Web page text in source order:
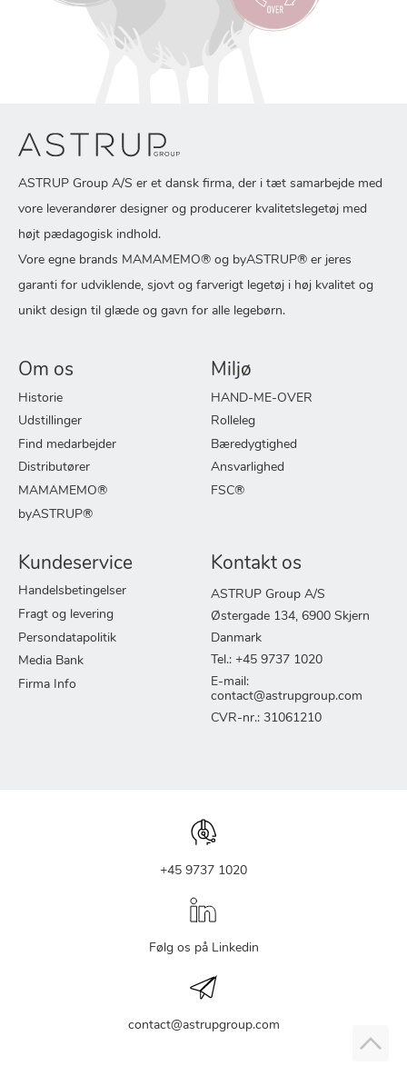
ASTRUP Group A/S er et dansk firma, der i tæt samarbejde med
vore leverandører designer og producerer kvalitetslegetøj med
højt pædagogisk indhold.
Vore egne brands MAMAMEMO® og byASTRUP® er jeres
garanti for udviklende, sjovt og farverigt legetøj i høj kvalitet og
unikt design til glæde og gavn for alle legebørn.
Om os
Historie
Udstillinger
Find medarbejder
Distributører
MAMAMEMO®
byASTRUP®
Miljø
HAND-ME-OVER
Rolleleg
Bæredygtighed
Ansvarlighed
FSC®
Kundeservice
Handelsbetingelser
Fragt og levering
Persondatapolitik
Media Bank
Firma Info
Kontakt os
ASTRUP Group A/S
Østergade 134, 6900 Skjern
Danmark
Tel.: +45 9737 1020
E-mail:
contact@astrupgroup.com
CVR-nr.: 31061210
+45 9737 1020
Følg os på Linkedin
contact@astrupgroup.com